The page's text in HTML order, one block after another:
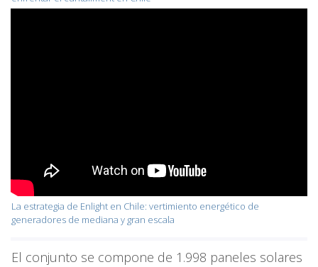
La estrategia de Enlight en Chile: vertimiento energético de
generadores de mediana y gran escala
El conjunto se compone de 1.998 paneles solares